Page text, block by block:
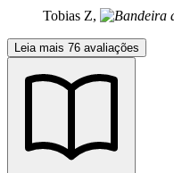
Tobias Z,
Leia mais 76 avaliações